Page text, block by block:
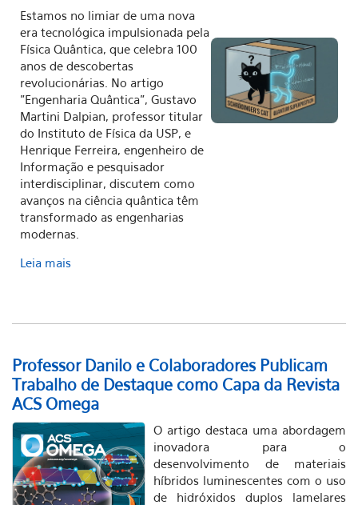
Estamos no limiar de uma nova
era tecnológica impulsionada pela
Física Quântica, que celebra 100
anos de descobertas
revolucionárias. No artigo
"Engenharia Quântica", Gustavo
Martini Dalpian, professor titular
do Instituto de Física da USP, e
Henrique Ferreira, engenheiro de
Informação e pesquisador
interdisciplinar, discutem como
avanços na ciência quântica têm
transformado as engenharias
modernas.
Leia mais
Professor Danilo e Colaboradores Publicam
Trabalho de Destaque como Capa da Revista
ACS Omega
O artigo destaca uma abordagem
inovadora para o
desenvolvimento de materiais
híbridos luminescentes com o uso
de hidróxidos duplos lamelares